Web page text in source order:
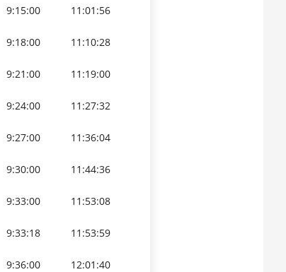
9:15:00 11:01:56
9:18:00 11:10:28
9:21:00 11:19:00
9:24:00 11:27:32
9:27:00 11:36:04
9:30:00 11:44:36
9:33:00 11:53:08
9:33:18 11:53:59
9:36:00 12:01:40